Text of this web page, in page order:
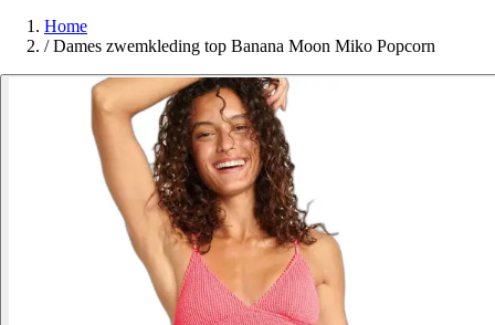
Home
/ Dames zwemkleding top Banana Moon Miko Popcorn